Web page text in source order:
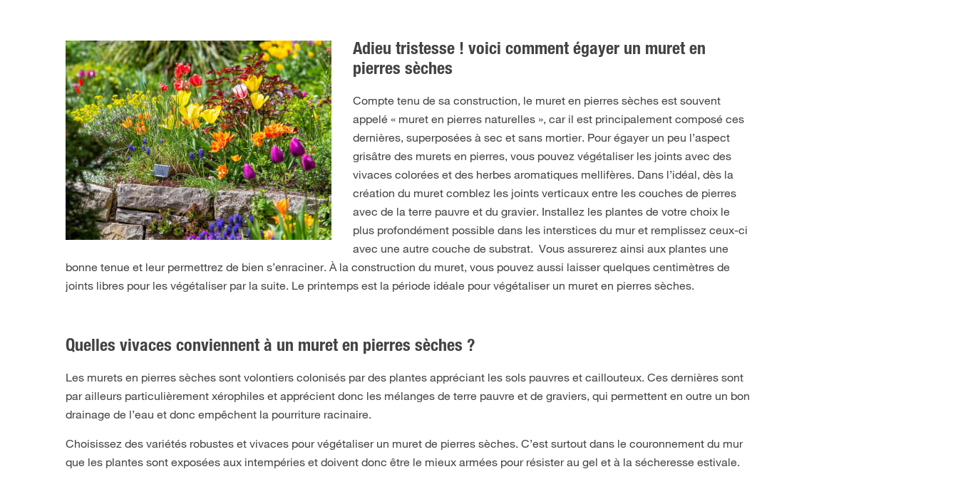
Adieu tristesse ! voici comment égayer un muret en
pierres sèches
Compte tenu de sa construction, le muret en pierres sèches est souvent
appelé « muret en pierres naturelles », car il est principalement composé ces
dernières, superposées à sec et sans mortier. Pour égayer un peu l’aspect
grisâtre des murets en pierres, vous pouvez végétaliser les joints avec des
vivaces colorées et des herbes aromatiques mellifères. Dans l’idéal, dès la
création du muret comblez les joints verticaux entre les couches de pierres
avec de la terre pauvre et du gravier. Installez les plantes de votre choix le
plus profondément possible dans les interstices du mur et remplissez ceux-ci
avec une autre couche de substrat. Vous assurerez ainsi aux plantes une
bonne tenue et leur permettrez de bien s’enraciner. À la construction du muret, vous pouvez aussi laisser quelques centimètres de
joints libres pour les végétaliser par la suite. Le printemps est la période idéale pour végétaliser un muret en pierres sèches.
Quelles vivaces conviennent à un muret en pierres sèches ?
Les murets en pierres sèches sont volontiers colonisés par des plantes appréciant les sols pauvres et caillouteux. Ces dernières sont
par ailleurs particulièrement xérophiles et apprécient donc les mélanges de terre pauvre et de graviers, qui permettent en outre un bon
drainage de l’eau et donc empêchent la pourriture racinaire.
Choisissez des variétés robustes et vivaces pour végétaliser un muret de pierres sèches. C’est surtout dans le couronnement du mur
que les plantes sont exposées aux intempéries et doivent donc être le mieux armées pour résister au gel et à la sécheresse estivale.